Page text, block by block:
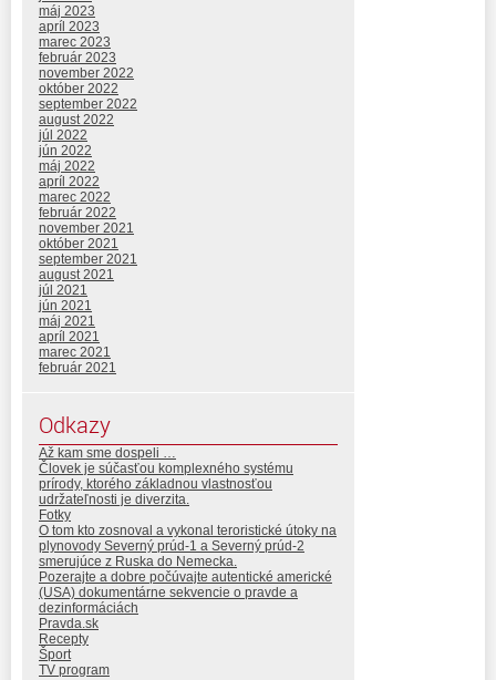
máj 2023
apríl 2023
marec 2023
február 2023
november 2022
október 2022
september 2022
august 2022
júl 2022
jún 2022
máj 2022
apríl 2022
marec 2022
február 2022
november 2021
október 2021
september 2021
august 2021
júl 2021
jún 2021
máj 2021
apríl 2021
marec 2021
február 2021
Odkazy
Až kam sme dospeli …
Človek je súčasťou komplexného systému
prírody, ktorého základnou vlastnosťou
udržateľnosti je diverzita.
Fotky
O tom kto zosnoval a vykonal teroristické útoky na
plynovody Severný prúd-1 a Severný prúd-2
smerujúce z Ruska do Nemecka.
Pozerajte a dobre počúvajte autentické americké
(USA) dokumentárne sekvencie o pravde a
dezinformáciách
Pravda.sk
Recepty
Šport
TV program